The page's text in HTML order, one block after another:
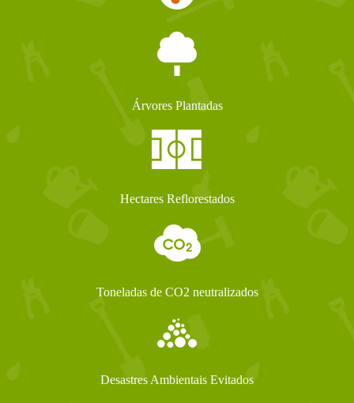
Árvores Plantadas
Hectares Reflorestados
Toneladas de CO2 neutralizados
Desastres Ambientais Evitados